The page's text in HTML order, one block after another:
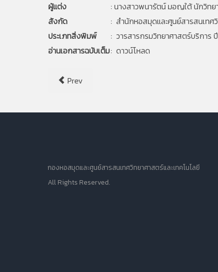
ผู้แต่ง
: นางสาวพนารัตน์ มอญใต้ นักวิท
สังกัด
: สำนักหอสมุดและศูนย์สารสนเทศ
ประเภทสิ่งพิมพ์
: วารสารกรมวิทยาศาสตร์บริการ
อ่านเอกสารฉบับเต็ม: ดาวน์โหลด
Prev
กองหอสมุดและศูนย์สารสนเทศวิทยาศาสตร์และเทคโนโลยี
All Rights Reserved.